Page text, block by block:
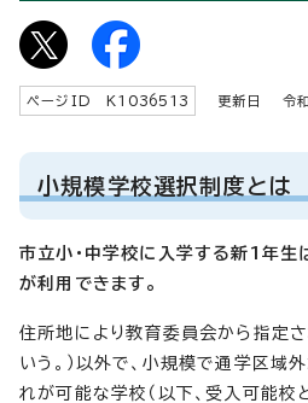
ページID K 1036513 更新日 令
小規模学校選択制度とは
市立小・中学校に入学する新1年生
が利用できます。
住所地により教育委員会から指定さ
いう。）以外で、小規模で通学区域
れが可能な学校（以下、受入可能校